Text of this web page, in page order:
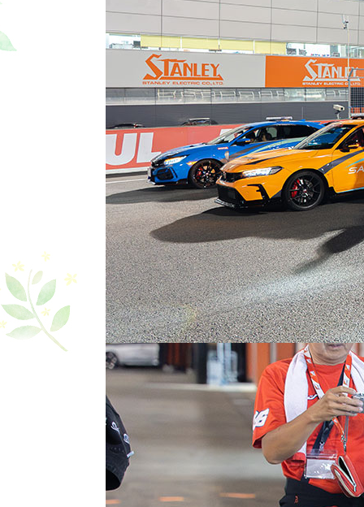
ホームストレートの観戦席まで徒歩5分・
宿泊者限定特典の「プレミアムパドックツ
します。